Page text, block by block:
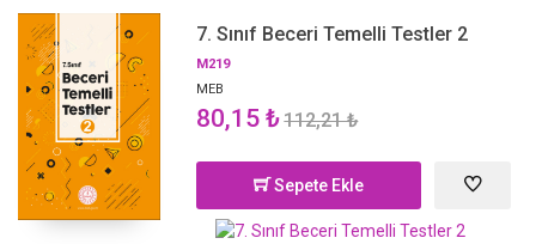
7. Sınıf Beceri Temelli Testler 2
M219
MEB
80,15 ₺112,21 ₺
Sepete Ekle